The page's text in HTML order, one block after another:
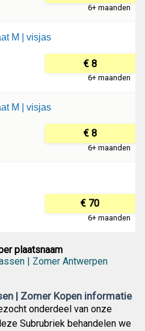
6+ maanden
M | visjas
€ 8
6+ maanden
M | visjas
€ 8
6+ maanden
€ 70
6+ maanden
plaatsnaam
| Zomer Antwerpen
| Zomer Kopen informatie
onderdeel van onze
Subrubriek behandelen we